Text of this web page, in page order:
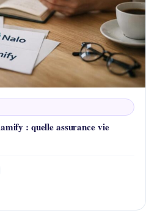
: quelle assurance vie